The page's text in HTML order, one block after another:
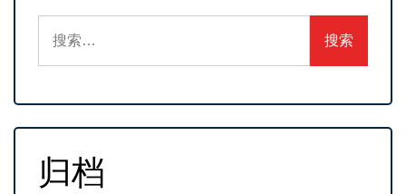
索：
归档